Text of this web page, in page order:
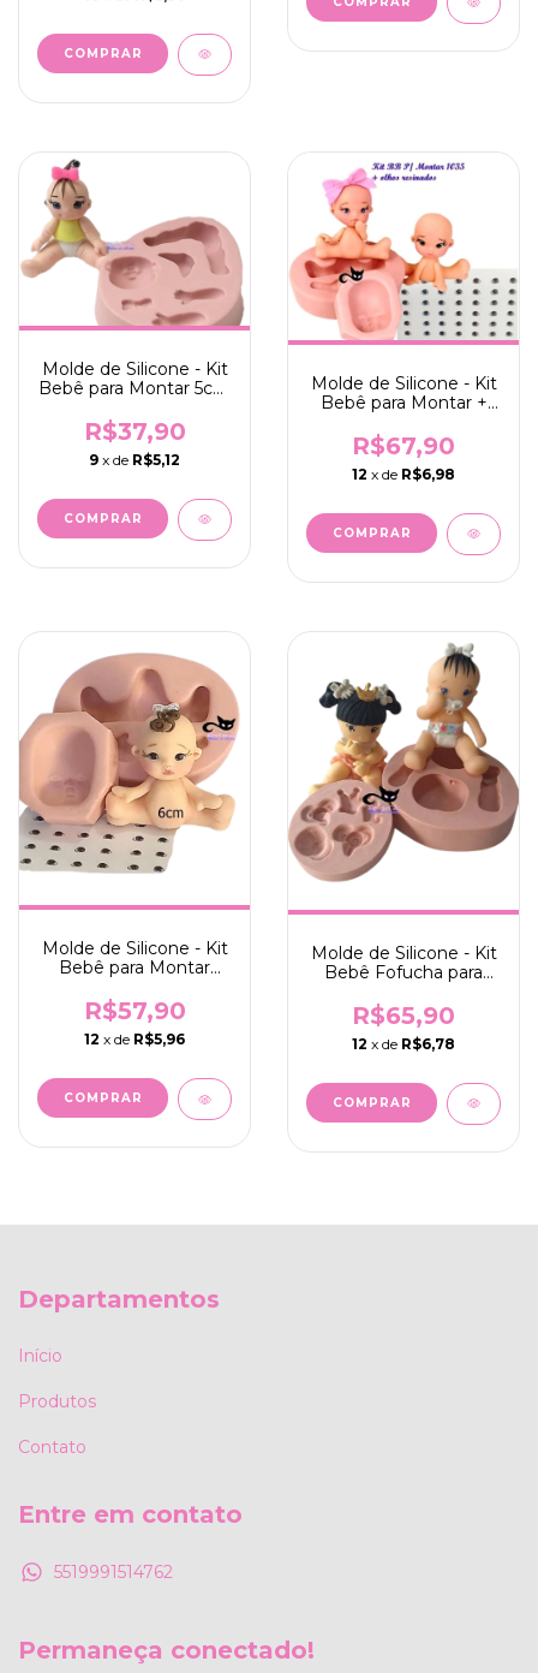
Molde de Silicone - Kit
Bebê para Montar 5cm
480PP
R$37,90
9 x de R$5,12
Molde de Silicone - Kit
Bebê para Montar +
480PP
(BLK1035/480PP)
R$67,90
12 x de R$6,98
Molde de Silicone - Kit
Bebê para Montar
Resinados 480PP
R$57,90
12 x de R$5,96
Molde de Silicone - Kit
Bebê Fofucha para
Acessórios
R$65,90
12 x de R$6,78
Departamentos
Início
Produtos
Contato
Entre em contato
5519991514762
Permaneça conectado!